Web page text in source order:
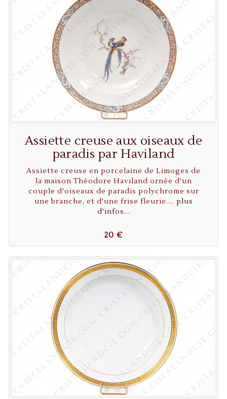
Assiette creuse aux oiseaux de
paradis par Haviland
Assiette creuse en porcelaine de Limoges de
la maison Théodore Haviland ornée d'un
couple d'oiseaux de paradis polychrome sur
une branche, et d'une frise fleurie.... plus
d'infos...
20 €